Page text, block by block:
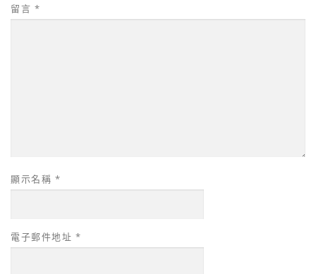
留言 *
顯示名稱 *
電子郵件地址 *